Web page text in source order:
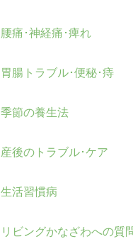
腰痛･神経痛･痺れ
胃腸トラブル･便秘･痔
季節の養生法
産後のトラブル･ケア
生活習慣病
リビングかなざわへの質